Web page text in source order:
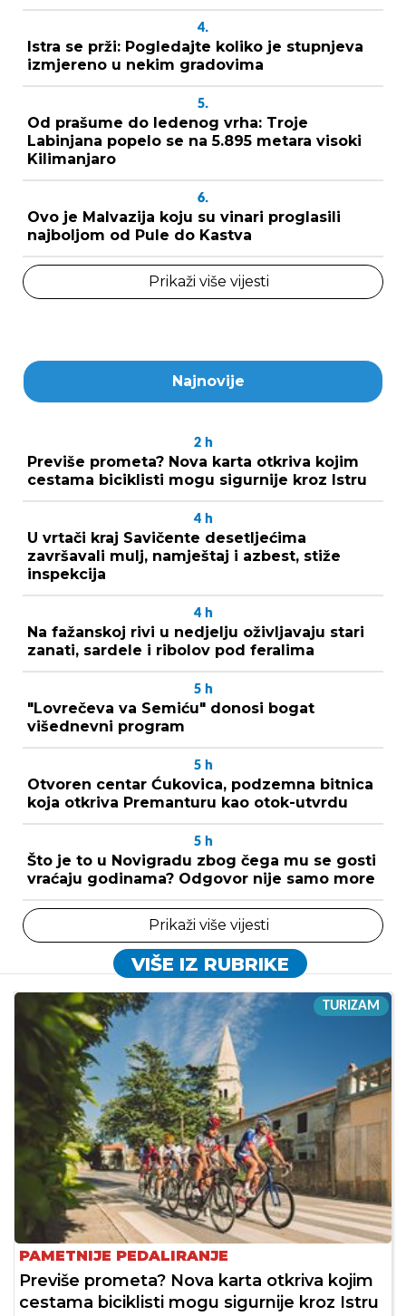
4.
Istra se prži: Pogledajte koliko je stupnjeva
izmjereno u nekim gradovima
5.
Od prašume do ledenog vrha: Troje
Labinjana popelo se na 5.895 metara visoki
Kilimanjaro
6.
Ovo je Malvazija koju su vinari proglasili
najboljom od Pule do Kastva
Prikaži više vijesti
Najnovije
2 h
Previše prometa? Nova karta otkriva kojim
cestama biciklisti mogu sigurnije kroz Istru
4 h
U vrtači kraj Savičente desetljećima
završavali mulj, namještaj i azbest, stiže
inspekcija
4 h
Na fažanskoj rivi u nedjelju oživljavaju stari
zanati, sardele i ribolov pod feralima
5 h
"Lovrečeva va Semiću" donosi bogat
višednevni program
5 h
Otvoren centar Ćukovica, podzemna bitnica
koja otkriva Premanturu kao otok-utvrdu
5 h
Što je to u Novigradu zbog čega mu se gosti
vraćaju godinama? Odgovor nije samo more
Prikaži više vijesti
VIŠE IZ RUBRIKE
TURIZAM
PAMETNIJE PEDALIRANJE
Previše prometa? Nova karta otkriva kojim
cestama biciklisti mogu sigurnije kroz Istru